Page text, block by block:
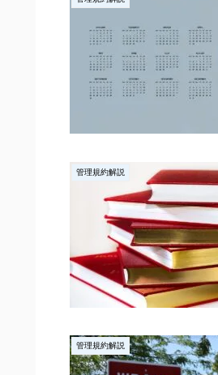
管理規約解説
管理規約解説